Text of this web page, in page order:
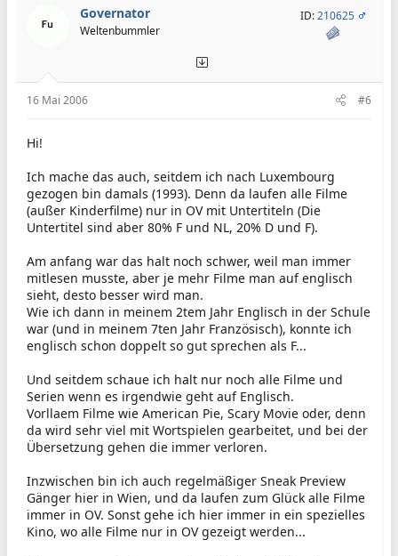
Governator
Weltenbummler
ID:210625
16 Mai 2006 #6
Hi!
Ich mache das auch, seitdem ich nach Luxembourg
gezogen bin damals (1993). Denn da laufen alle Filme
(außer Kinderfilme) nur in OV mit Untertiteln (Die
Untertitel sind aber 80% F und NL, 20% D und F).
Am anfang war das halt noch schwer, weil man immer
mitlesen musste, aber je mehr Filme man auf englisch
sieht, desto besser wird man.
Wie ich dann in meinem 2tem Jahr Englisch in der Schule
war (und in meinem 7ten Jahr Französisch), konnte ich
englisch schon doppelt so gut sprechen als F...
Und seitdem schaue ich halt nur noch alle Filme und
Serien wenn es irgendwie geht auf Englisch.
Vorllaem Filme wie American Pie, Scary Movie oder, denn
da wird sehr viel mit Wortspielen gearbeitet, und bei der
Übersetzung gehen die immer verloren.
Inzwischen bin ich auch regelmäßiger Sneak Preview
Gänger hier in Wien, und da laufen zum Glück alle Filme
immer in OV. Sonst gehe ich hier immer in ein spezielles
Kino, wo alle Filme nur in OV gezeigt werden...